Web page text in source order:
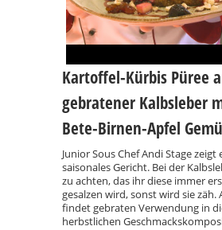
Kartoffel-Kürbis Püree
gebratener Kalbsleber
Bete-Birnen-Apfel
Junior Sous Chef Andi Stage zeigt
saisonales Gericht. Bei der
zu achten, das ihr diese immer
gesalzen wird, sonst wird sie zäh.
findet gebraten Verwendung in
herbstlichen